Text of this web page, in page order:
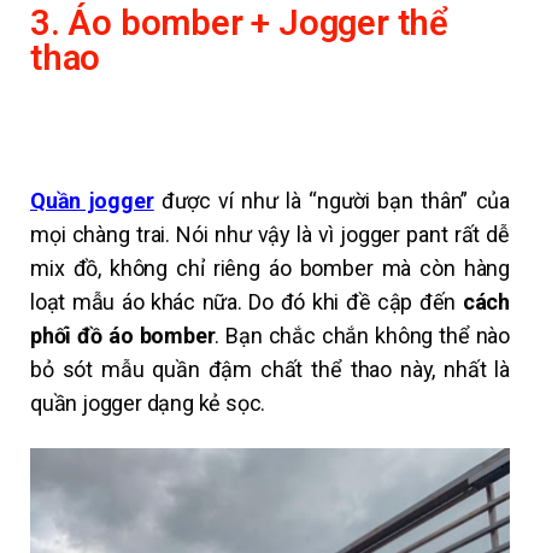
3. Áo bomber + Jogger thể
thao
Quần joggerđược ví như là “người bạn thân” của
mọi chàng trai. Nói như vậy là vì jogger pant rất dễ
mix đồ, không chỉ riêng áo bomber mà còn hàng
loạt mẫu áo khác nữa. Do đó khi đề cập đến cách
phối đồ áo bomber. Bạn chắc chắn không thể nào
bỏ sót mẫu quần đậm chất thể thao này, nhất là
quần jogger dạng kẻ sọc.